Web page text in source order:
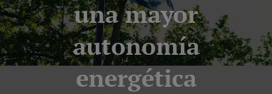
una mayor
autonomía
energética